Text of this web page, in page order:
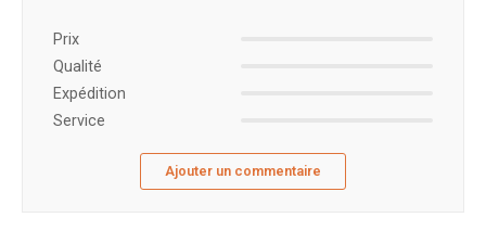
Prix ​​
Qualité
Expédition
Service
Ajouter un commentaire